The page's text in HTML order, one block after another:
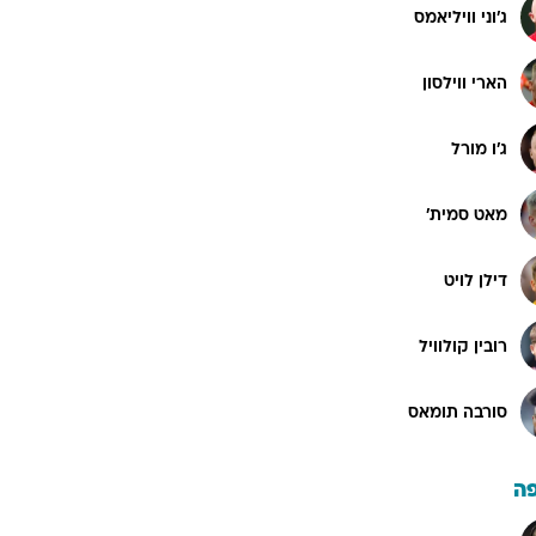
ג'וני וויליאמס
הארי ווילסון
ג'ו מורל
מאט סמית'
דילן לויט
רובין קולוויל
סורבה תומאס